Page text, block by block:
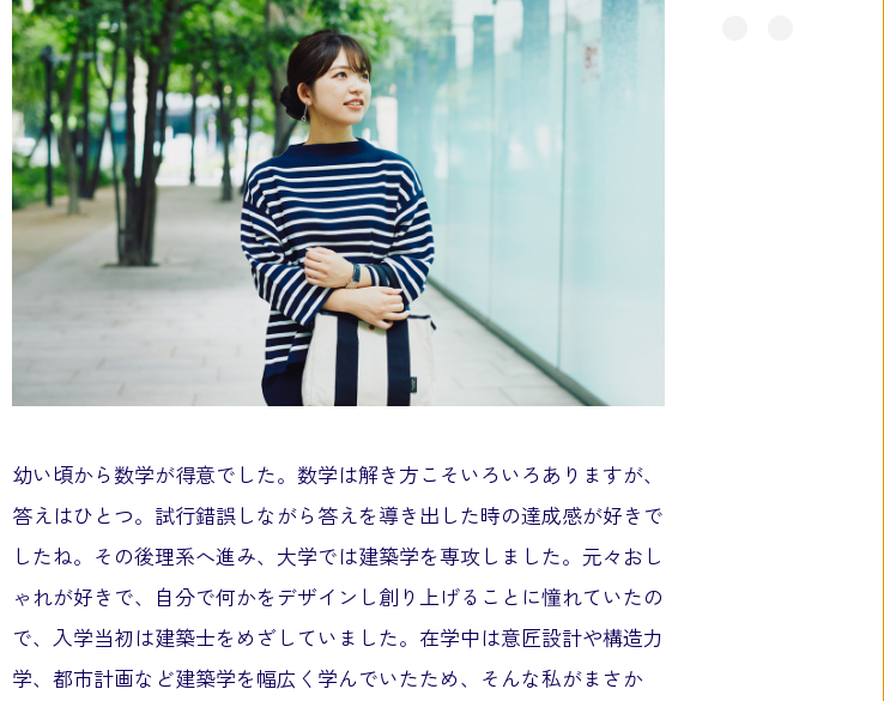
幼い頃から数学が得意でした。数学は解き方こそいろいろありますが、
答えはひとつ。試行錯誤しながら答えを導き出した時の達成感が好きで
したね。その後理系へ進み、大学では建築学を専攻しました。元々おし
ゃれが好きで、自分で何かをデザインし創り上げることに憧れていたの
で、入学当初は建築士をめざしていました。在学中は意匠設計や構造力
学、都市計画など建築学を幅広く学んでいたため、そんな私がまさか